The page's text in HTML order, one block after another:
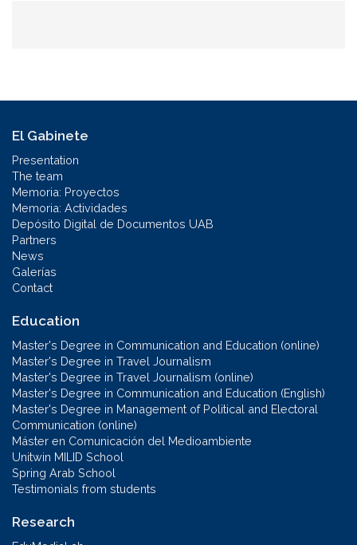
El Gabinete
Presentation
The team
Memoria: Proyectos
Memoria: Actividades
Depósito Digital de Documentos UAB
Partners
News
Galerías
Contact
Education
Master's Degree in Communication and Education (online)
Master's Degree in Travel Journalism
Master's Degree in Travel Journalism (online)
Master's Degree in Communication and Education (English)
Master's Degree in Management of Political and Electoral
Communication (online)
Máster en Comunicación del Medioambiente
Unitwin MILID School
Spring Arab School
Testimonials from students
Research